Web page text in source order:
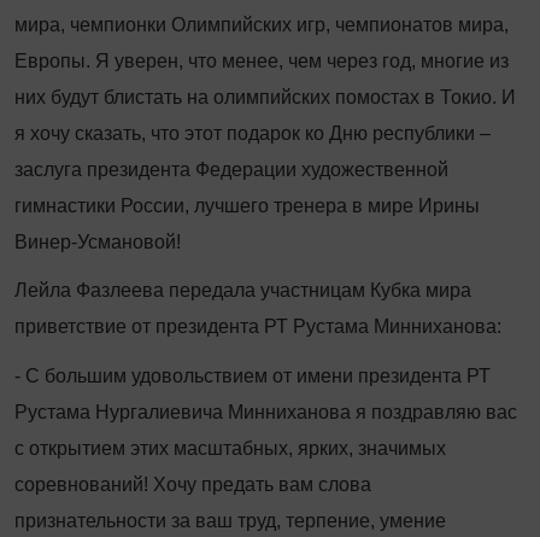
мира, чемпионки Олимпийских игр, чемпионатов мира,
Европы. Я уверен, что менее, чем через год, многие из
них будут блистать на олимпийских помостах в Токио. И
я хочу сказать, что этот подарок ко Дню республики –
заслуга президента Федерации художественной
гимнастики России, лучшего тренера в мире Ирины
Винер-Усмановой!
Лейла Фазлеева передала участницам Кубка мира
приветствие от президента РТ Рустама Минниханова:
- С большим удовольствием от имени президента РТ
Рустама Нургалиевича Минниханова я поздравляю вас
с открытием этих масштабных, ярких, значимых
соревнований! Хочу предать вам слова
признательности за ваш труд, терпение, умение